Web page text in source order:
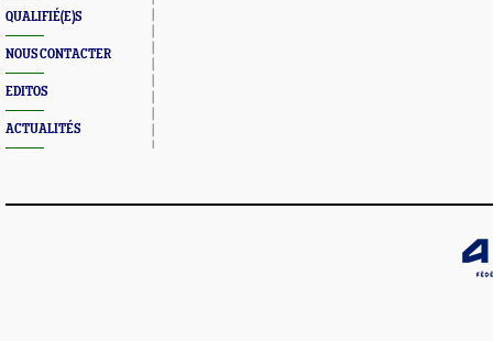
QUALIFIÉ(E)S
NOUS CONTACTER
EDITOS
ACTUALITÉS